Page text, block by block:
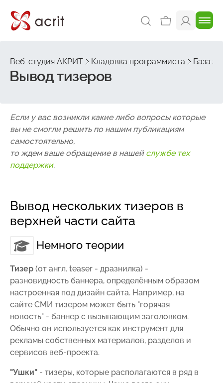
Веб-студия АКРИТ Кладовка программиста База
Вывод тизеров
Если у вас возникли какие либо вопросы которые
вы не смогли решить по нашим публикациям
самостоятельно,
то ждем ваше обращение в нашей службе тех
поддержки.
Вывод нескольких тизеров в
верхней части сайта
Немного теории
Тизер (от англ. teaser - дразнилка) -
разновидность баннера, определённым образом
настроенная под дизайн сайта. Например, на
сайте СМИ тизером может быть "горячая
новость" - баннер с вызывающим заголовком.
Обычно он используется как инструмент для
рекламы собственных материалов, разделов и
сервисов веб-проекта.
"Ушки" - тизеры, которые располагаются в ряд в